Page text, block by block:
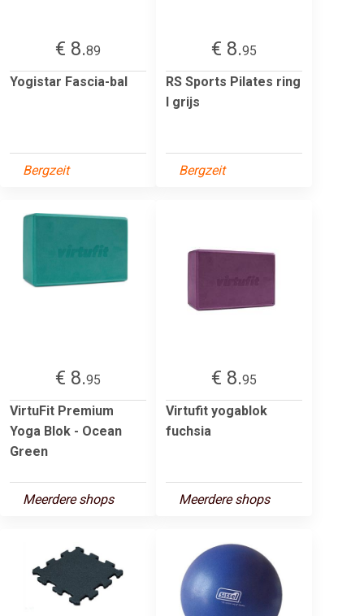
€ 8.89
Yogistar Fascia-bal
Bergzeit
€ 8.95
RS Sports Pilates ring
l grijs
Bergzeit
€ 8.95
VirtuFit Premium
Yoga Blok - Ocean
Green
Meerdere shops
€ 8.95
Virtufit yogablok
fuchsia
Meerdere shops